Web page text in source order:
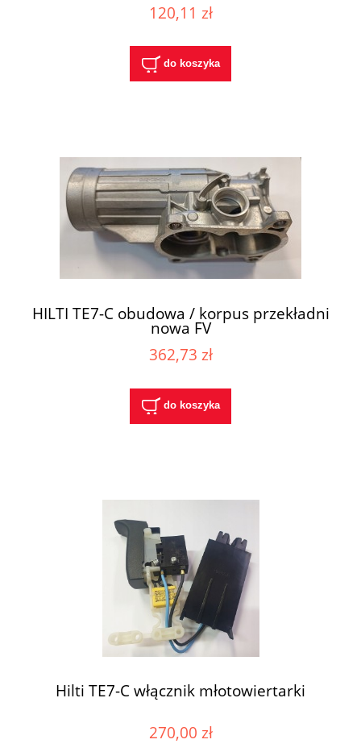
120,11 zł
do koszyka
HILTI TE7-C obudowa / korpus przekładni
nowa FV
362,73 zł
do koszyka
Hilti TE7-C włącznik młotowiertarki
270,00 zł